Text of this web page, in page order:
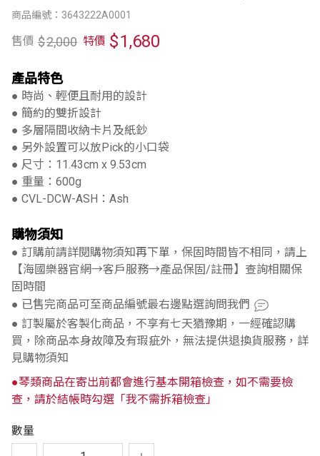
商品編號：3643222A0001
售價 $2,000 特價 $1,680
產品特色
● 時尚、輕便且耐用的設計
● 簡約的雙折設計
● 多層隔間收納卡片及紙鈔
● 另外設置可以放Pick的小口袋
● 尺寸：11.43cm x 9.53cm
● 重量：600g
● CVL-DCW-ASH：Ash
購物須知
● 訂購前請詳閱購物須知再下單，保固時間皆不相同，請上
【海國樂器官網→客戶服務→產品保固/註冊】查詢相關保
固時間
● 已售完商品可至商品編號最右邊點選詢問我們
● 訂製屬於客製化商品，不享有七天猶豫期，一經確認購
買，除商品本身故障及有瑕疵外，無法提供退換貨服務，詳
見購物須知
●琴類商品在寄出前都會進行基本開箱檢查，如不需要檢
查，請於結帳時勾選「我不需拆箱檢查」
數量